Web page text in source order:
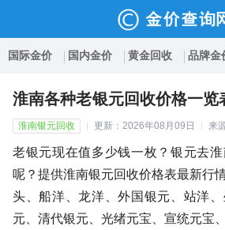
国际金价 国内金价 黄金回收 品牌金
淮南各种老银元回收价格一览
淮南银元回收 更新：2026年08月09日 来
老银元现在值多少钱一枚？银元去
呢？提供淮南银元回收价格表最新行
头、船洋、龙洋、外国银元、站洋
元、清代银元、光绪元宝、宣统元宝